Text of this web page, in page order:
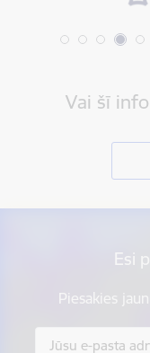
Vai šī
Esi
Piesakies